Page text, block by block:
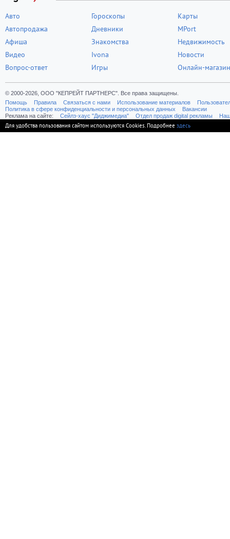
Авто
Автопродажа
Афиша
Видео
Вопрос-ответ
Гороскопы
Дневники
Знакомства
Ivona
Игры
Карты
MPort
Недвижимость
Новости
Онлайн-магазин
© 2000-2026, ООО "КЕПРЕЙТ ПАРТНЕРС". Все права защищены.
Помощь
Правила Связаться с нами Использование материалов
Политика в сфере конфиденциальности и персональных данных
Вакансии
Реклама на сайте:
Cейлз-хаус "Диджимедиа" Отдел продаж digital рекламы
Для удобства пользования сайтом используются Cookies. Подробнее здесь